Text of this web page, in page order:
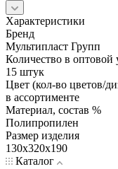
Характеристики
Бренд
Мультипласт Групп
Количество в оптовой
15 штук
Цвет (кол-во цветов/
в ассортименте
Материал, состав %
Полипропилен
Размер изделия
130х320х190
Каталог